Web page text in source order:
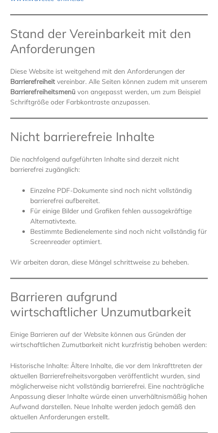
Stand der Vereinbarkeit mit den
Anforderungen
Diese Website ist weitgehend mit den Anforderungen der
Barrierefreiheitvereinbar. Alle Seiten können zudem mit unserem
Barrierefreiheitsmenüvon angepasst werden, um zum Beispiel
Schriftgröße oder Farbkontraste anzupassen.
Nicht barrierefreie Inhalte
Die nachfolgend aufgeführten Inhalte sind derzeit nicht
barrierefrei zugänglich:
Einzelne PDF-Dokumente sind noch nicht vollständig
barrierefrei aufbereitet.
Für einige Bilder und Grafiken fehlen aussagekräftige
Alternativtexte.
Bestimmte Bedienelemente sind noch nicht vollständig für
Screenreader optimiert.
Wir arbeiten daran, diese Mängel schrittweise zu beheben.
Barrieren aufgrund
wirtschaftlicher Unzumutbarkeit
Einige Barrieren auf der Website können aus Gründen der
wirtschaftlichen Zumutbarkeit nicht kurzfristig behoben werden:
Historische Inhalte: Ältere Inhalte, die vor dem Inkrafttreten der
aktuellen Barrierefreiheitsvorgaben veröffentlicht wurden, sind
möglicherweise nicht vollständig barrierefrei. Eine nachträgliche
Anpassung dieser Inhalte würde einen unverhältnismäßig hohen
Aufwand darstellen. Neue Inhalte werden jedoch gemäß den
aktuellen Anforderungen erstellt.